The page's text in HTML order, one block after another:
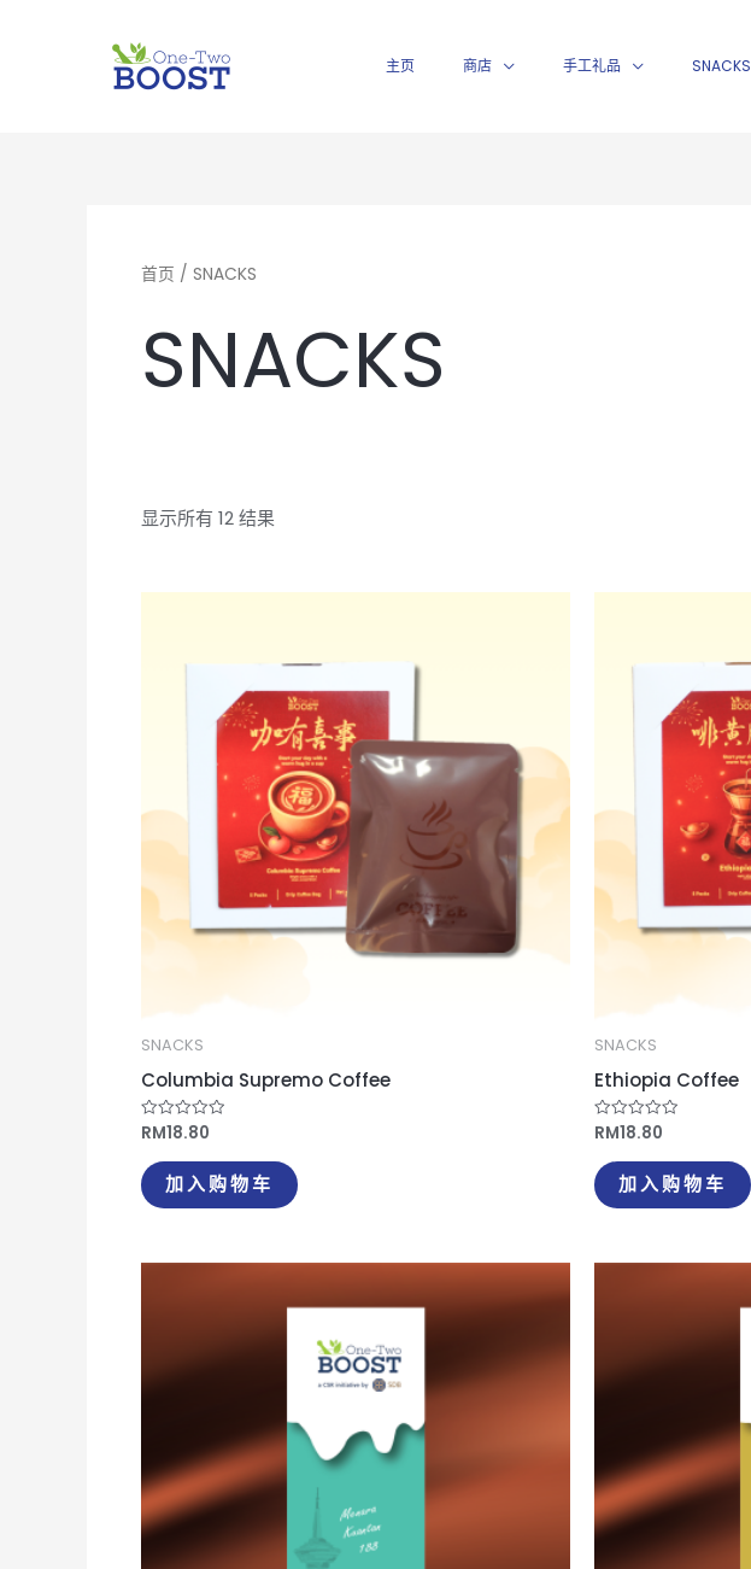
主页 商店 手工礼品 SNACKS
首页 / SNACKS
SNACKS
显示所有 12 结果
SNACKS
Columbia Supremo Coffee
评
&sol;
5
RM18.80
加入购物车
SNACKS
Ethiopia Coffee
评
&sol;
5
RM18.80
加入购物车